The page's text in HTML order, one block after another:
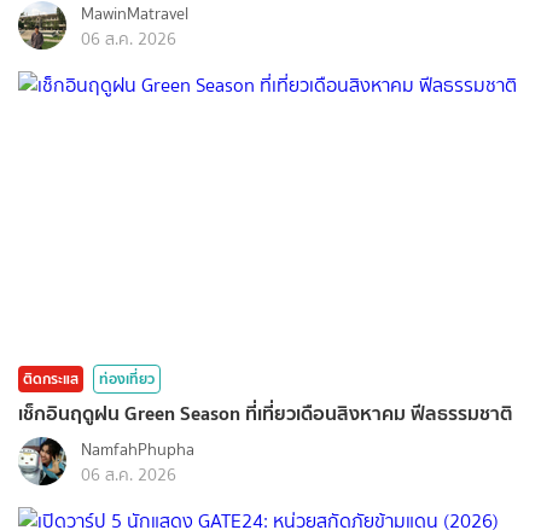
MawinMatravel
06 ส.ค. 2026
ติดกระแส ท่องเที่ยว
เช็กอินฤดูฝน Green Season ที่เที่ยวเดือนสิงหาคม ฟีลธรรมชาติ
NamfahPhupha
06 ส.ค. 2026